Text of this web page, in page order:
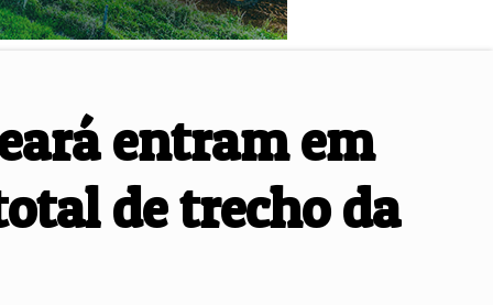
entram em
de trecho da